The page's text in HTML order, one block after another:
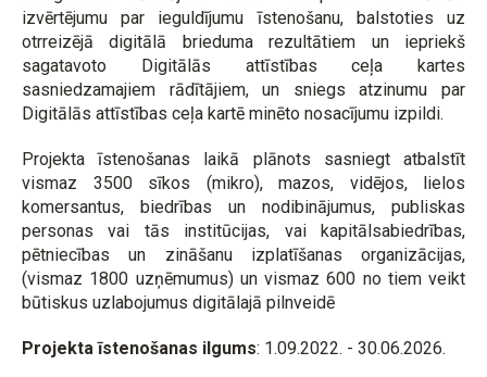
izvērtējumu par ieguldījumu īstenošanu, balstoties uz
otrreizējā digitālā brieduma rezultātiem un iepriekš
sagatavoto Digitālās attīstības ceļa kartes
sasniedzamajiem rādītājiem, un sniegs atzinumu par
Digitālās attīstības ceļa kartē minēto nosacījumu izpildi.
Projekta īstenošanas laikā plānots sasniegt atbalstīt
vismaz 3500 sīkos (mikro), mazos, vidējos, lielos
komersantus, biedrības un nodibinājumus, publiskas
personas vai tās institūcijas, vai kapitālsabiedrības,
pētniecības un zināšanu izplatīšanas organizācijas,
(vismaz 1800 uzņēmumus) un vismaz 600 no tiem veikt
būtiskus uzlabojumus digitālajā pilnveidē
Projekta īstenošanas ilgums: 1.09.2022. - 30.06.2026.